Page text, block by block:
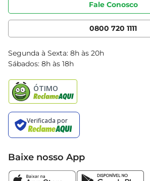
Cencosud Media
Serviços
Clube Bretas
Blog Bretas
Black Friday
Fale Conosco
0800 720 1111
Segunda à Sexta: 8h às 20h
Sábados: 8h às 18h
Baixe nosso App